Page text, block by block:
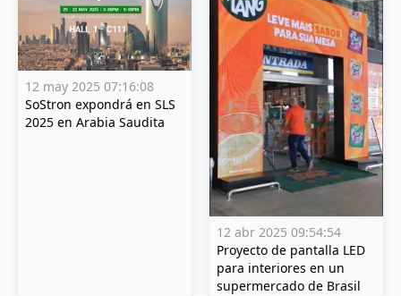
12 may 2025 07:16:08
SoStron expondrá en SLS
2025 en Arabia Saudita
12 abr 2025 09:54:54
Proyecto de pantalla LED
para interiores en un
supermercado de Brasil